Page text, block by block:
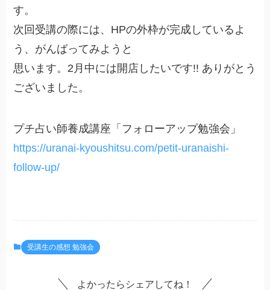
す。
次回受講の際には、HPの外枠が完成しているよ
う、がんばってみようと
思います。2月中には開店したいです!! ありがとう
ございました。
プチ占い師養成講座「フォローアップ勉強会」
https://uranai-kyoushitsu.com/petit-uranaishi-
follow-up/
受講生の感想 勉強会
よかったらシェアしてね！